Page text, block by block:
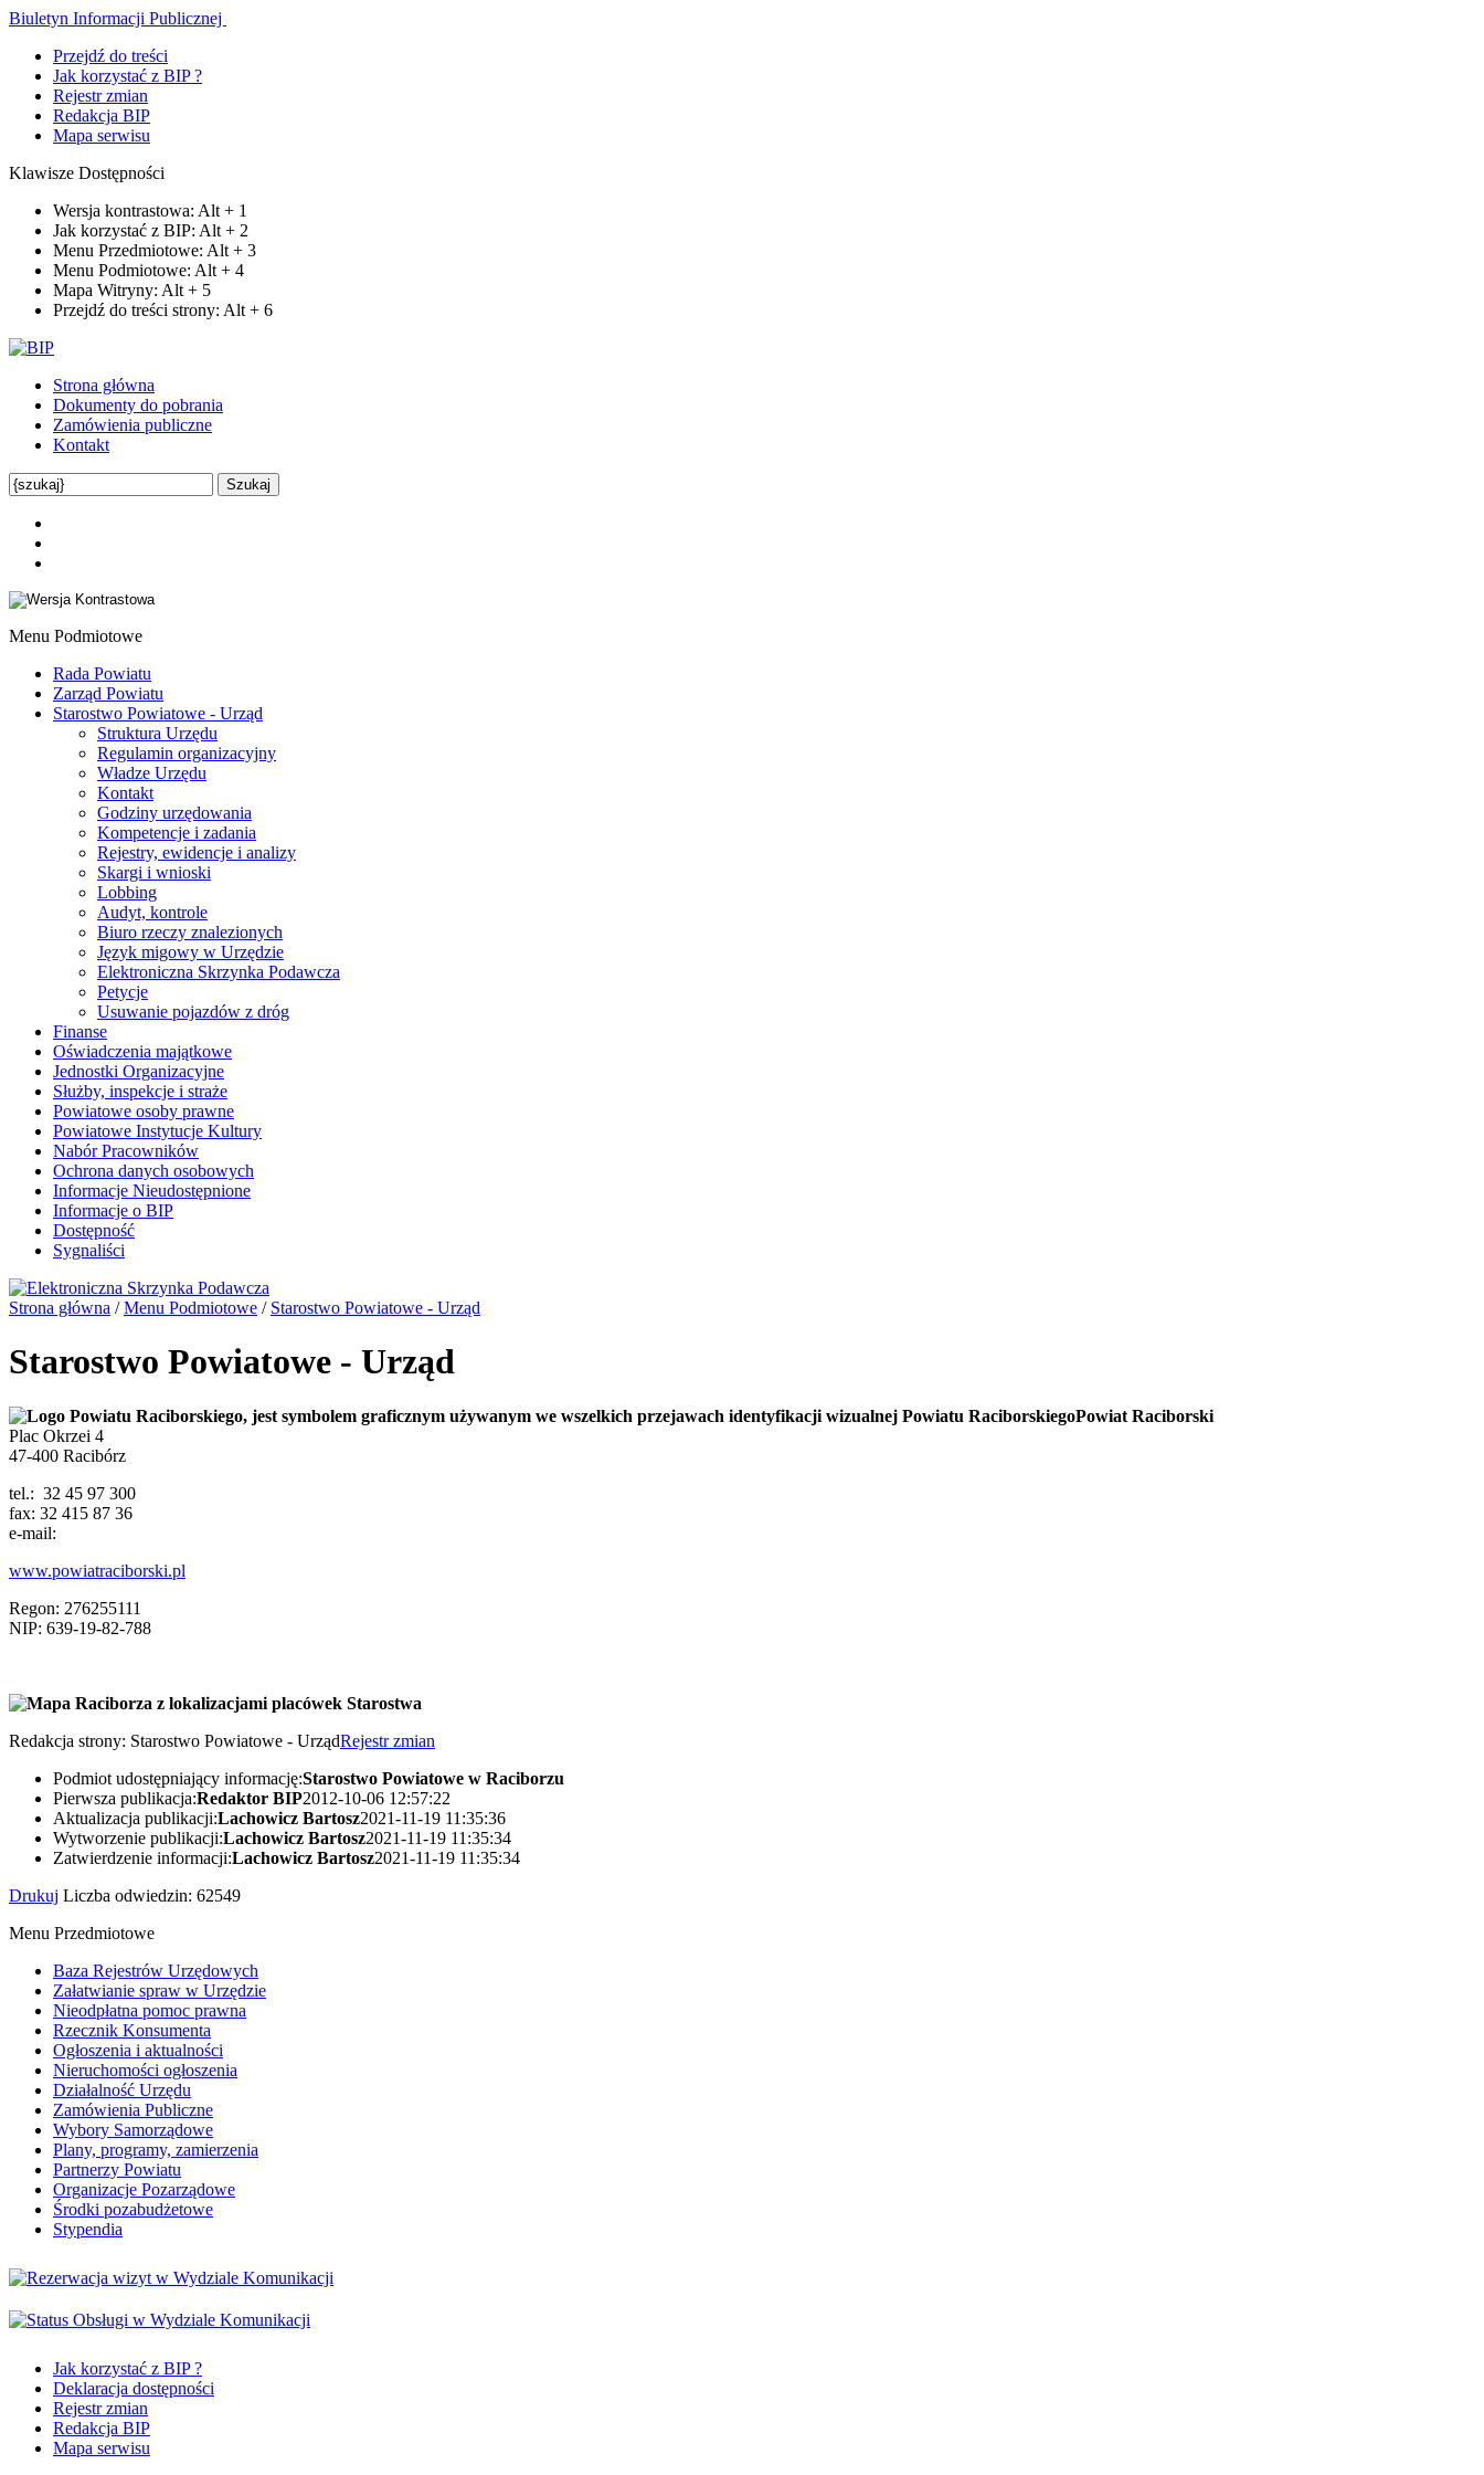
Biuletyn Informacji Publicznej
Przejdź do treści
Jak korzystać z BIP ?
Rejestr zmian
Redakcja BIP
Mapa serwisu
Klawisze Dostępności
Wersja kontrastowa: Alt + 1
Jak korzystać z BIP: Alt + 2
Menu Przedmiotowe: Alt + 3
Menu Podmiotowe: Alt + 4
Mapa Witryny: Alt + 5
Przejdź do treści strony: Alt + 6
Strona główna
Dokumenty do pobrania
Zamówienia publiczne
Kontakt
Menu Podmiotowe
Rada Powiatu
Zarząd Powiatu
Starostwo Powiatowe - Urząd
Struktura Urzędu
Regulamin organizacyjny
Władze Urzędu
Kontakt
Godziny urzędowania
Kompetencje i zadania
Rejestry, ewidencje i analizy
Skargi i wnioski
Lobbing
Audyt, kontrole
Biuro rzeczy znalezionych
Język migowy w Urzędzie
Elektroniczna Skrzynka Podawcza
Petycje
Usuwanie pojazdów z dróg
Finanse
Oświadczenia majątkowe
Jednostki Organizacyjne
Służby, inspekcje i straże
Powiatowe osoby prawne
Powiatowe Instytucje Kultury
Nabór Pracowników
Ochrona danych osobowych
Informacje Nieudostępnione
Informacje o BIP
Dostępność
Sygnaliści
Strona główna /Menu Podmiotowe / Starostwo Powiatowe - Urząd
Starostwo Powiatowe - Urząd
Powiat Raciborski
Plac Okrzei 4
47-400 Racibórz
tel.: 32 45 97 300
fax: 32 415 87 36
e-mail:
www.powiatraciborski.pl
Regon: 276255111
NIP: 639-19-82-788
Redakcja strony: Starostwo Powiatowe - UrządRejestr zmian
Podmiot udostępniający informację:Starostwo Powiatowe w Raciborzu
Pierwsza publikacja:Redaktor BIP2012-10-06 12:57:22
Aktualizacja publikacji:Lachowicz Bartosz2021-11-19 11:35:36
Wytworzenie publikacji:Lachowicz Bartosz2021-11-19 11:35:34
Zatwierdzenie informacji:Lachowicz Bartosz2021-11-19 11:35:34
Drukuj Liczba odwiedzin: 62549
Menu Przedmiotowe
Baza Rejestrów Urzędowych
Załatwianie spraw w Urzędzie
Nieodpłatna pomoc prawna
Rzecznik Konsumenta
Ogłoszenia i aktualności
Nieruchomości ogłoszenia
Działalność Urzędu
Zamówienia Publiczne
Wybory Samorządowe
Plany, programy, zamierzenia
Partnerzy Powiatu
Organizacje Pozarządowe
Środki pozabudżetowe
Stypendia
Jak korzystać z BIP ?
Deklaracja dostępności
Rejestr zmian
Redakcja BIP
Mapa serwisu